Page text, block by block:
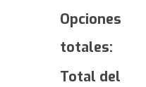
Opciones
totales:
Total del